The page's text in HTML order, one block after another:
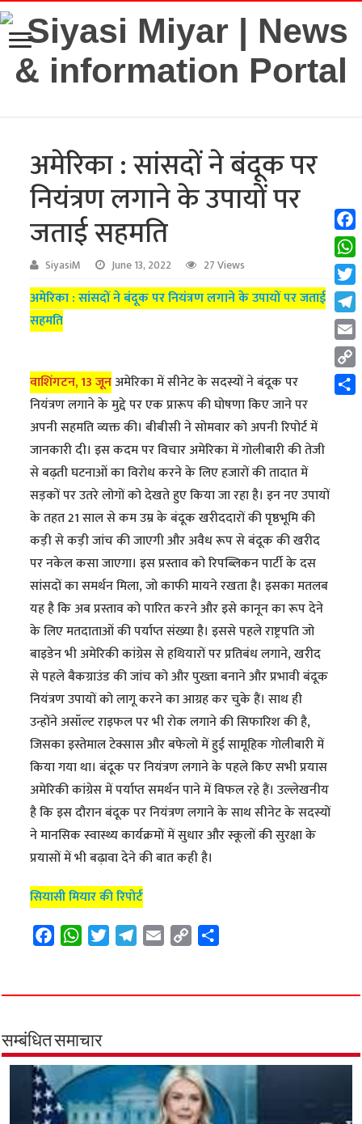
अमेरिका : सांसदों ने बंदूक पर
नियंत्रण लगाने के उपायों पर
जताई सहमति
SiyasiM June 13, 2022 27 Views
अमेरिका : सांसदों ने बंदूक पर नियंत्रण लगाने के उपायों पर जताई
सहमति
वाशिंगटन, 13 जूनअमेरिका में सीनेट के सदस्यों ने बंदूक पर
नियंत्रण लगाने के मुद्दे पर एक प्रारूप की घोषणा किए जाने पर
अपनी सहमति व्यक्त की। बीबीसी ने सोमवार को अपनी रिपोर्ट में
जानकारी दी। इस कदम पर विचार अमेरिका में गोलीबारी की तेजी
से बढ़ती घटनाओं का विरोध करने के लिए हजारों की तादात में
सड़कों पर उतरे लोगों को देखते हुए किया जा रहा है। इन नए उपायों
के तहत 21 साल से कम उम्र के बंदूक खरीददारों की पृष्ठभूमि की
कड़ी से कड़ी जांच की जाएगी और अवैध रूप से बंदूक की खरीद
पर नकेल कसा जाएगा। इस प्रस्ताव को रिपब्लिकन पार्टी के दस
सांसदों का समर्थन मिला, जो काफी मायने रखता है। इसका मतलब
यह है कि अब प्रस्ताव को पारित करने और इसे कानून का रूप देने
के लिए मतदाताओं की पर्याप्त संख्या है। इससे पहले राष्ट्रपति जो
बाइडेन भी अमेरिकी कांग्रेस से हथियारों पर प्रतिबंध लगाने, खरीद
से पहले बैकग्राउंड की जांच को और पुख्ता बनाने और प्रभावी बंदूक
नियंत्रण उपायों को लागू करने का आग्रह कर चुके हैं। साथ ही
उन्होंने असॉल्ट राइफल पर भी रोक लगाने की सिफारिश की है,
जिसका इस्तेमाल टेक्सास और बफेलो में हुई सामूहिक गोलीबारी में
किया गया था। बंदूक पर नियंत्रण लगाने के पहले किए सभी प्रयास
अमेरिकी कांग्रेस में पर्याप्त समर्थन पाने में विफल रहे हैं। उल्लेखनीय
है कि इस दौरान बंदूक पर नियंत्रण लगाने के साथ सीनेट के सदस्यों
ने मानसिक स्वास्थ्य कार्यक्रमों में सुधार और स्कूलों की सुरक्षा के
प्रयासों में भी बढ़ावा देने की बात कही है।
सियासी मियार की रिपोर्ट
e
o
o
k
W
t
A
p
p
t
r
e
a
m
i
y
n
k
r
सम्बंधित समाचार
Copy
Link